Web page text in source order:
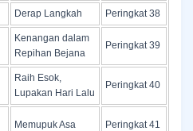
Derap Langkah Peringkat 38
Kenangan dalam
Repihan Bejana
Peringkat 39
Raih Esok,
Lupakan Hari Lalu
Peringkat 40
Memupuk Asa Peringkat 41